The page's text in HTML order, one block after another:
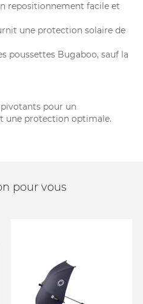
repositionnement facile et
une protection solaire de
poussettes Bugaboo, sauf la
pour un
une protection optimale.
pour vous